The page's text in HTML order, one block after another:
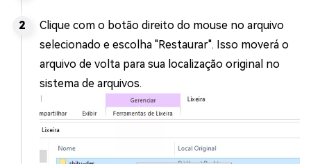
Clique com o botão direito do mouse no arquivo
selecionado e escolha "Restaurar". Isso moverá o
arquivo de volta para sua localização original no
sistema de arquivos.